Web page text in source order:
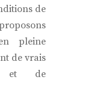
de
pleine
de vrais
de